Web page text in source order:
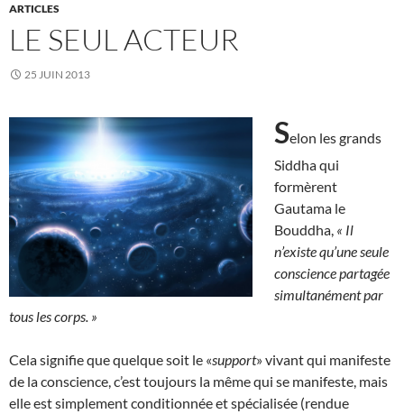
ARTICLES
LE SEUL ACTEUR
25 JUIN 2013
Selon les grands
Siddha qui
formèrent
Gautama le
Bouddha, « Il
n’existe qu’une seule
conscience partagée
simultanément par
tous les corps. »
Cela signifie que quelque soit le «support» vivant qui manifeste
de la conscience, c’est toujours la même qui se manifeste, mais
elle est simplement conditionnée et spécialisée (rendue